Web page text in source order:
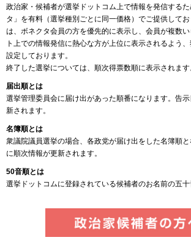
政治家・候補者が選挙ドットコム上で情報を発信する
タ」を有料（選挙種別ごとに同一価格）でご提供して
は、ボネクタ会員の方を優先的に表示し、会員が複数
ト上での情報発信に熱心な方が上位に表示されるよう
設定しております。
終了した選挙については、順次得票数順に表示されます
届出順とは
選挙管理委員会に届け出があった順番になります。告
新されます。
名簿順とは
衆議院議員選挙の場合、各政党が届け出をした名簿順
に順次情報が更新されます。
50音順とは
選挙ドットコムに登録されている候補者のお名前の五十